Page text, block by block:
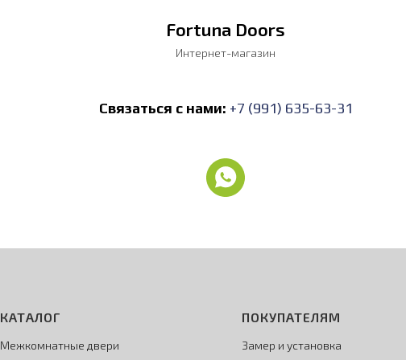
Fortuna Doors
Интернет-магазин
Связаться с нами: +7 (991) 635-63-31
КАТАЛОГ
Межкомнатные двери
ПОКУПАТЕЛЯМ
Замер и установка